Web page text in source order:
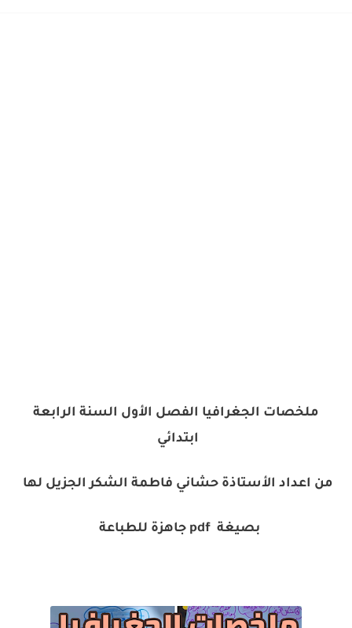
ملخصات الجغرافيا الفصل الأول السنة الرابعة
ابتدائي
من اعداد الأستاذة حشاني فاطمة الشكر الجزيل لها
بصيغة pdf جاهزة للطباعة